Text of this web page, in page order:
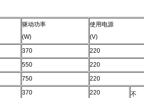
驱动功率
(W)
使用电源
(V)
370
220
550
220
750
220
370 220
不